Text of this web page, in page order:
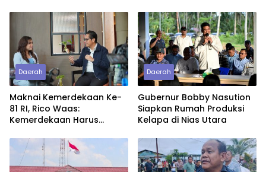
Daerah
Maknai Kemerdekaan Ke-
81 RI, Rico Waas:
Kemerdekaan Harus
Lewat Peningkatan
Pelayanan Primer
Daerah
Gubernur Bobby Nasution
Siapkan Rumah Produksi
Kelapa di Nias Utara